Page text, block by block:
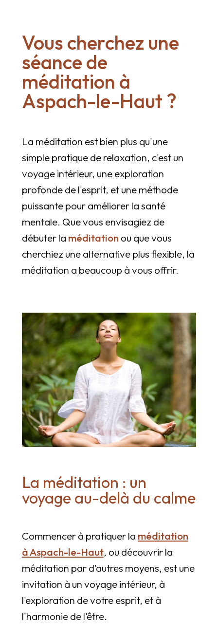
Vous cherchez une
séance de
méditation à
Aspach-le-Haut ?
La méditation est bien plus qu'une
simple pratique de relaxation, c'est un
voyage intérieur, une exploration
profonde de l'esprit, et une méthode
puissante pour améliorer la santé
mentale. Que vous envisagiez de
débuter la méditation ou que vous
cherchiez une alternative plus flexible, la
méditation a beaucoup à vous offrir.
La méditation : un
voyage au-delà du calme
Commencer à pratiquer la méditation
à Aspach-le-Haut, ou découvrir la
méditation par d'autres moyens, est une
invitation à un voyage intérieur, à
l'exploration de votre esprit, et à
l'harmonie de l'être.